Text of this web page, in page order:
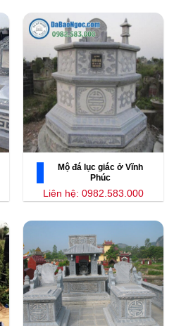
Mộ đá lục giác ở Vĩnh
Phúc
Liên hệ: 0982.583.000